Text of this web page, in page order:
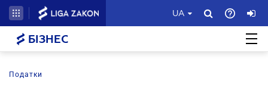
UA
БІЗНЕС
Податки